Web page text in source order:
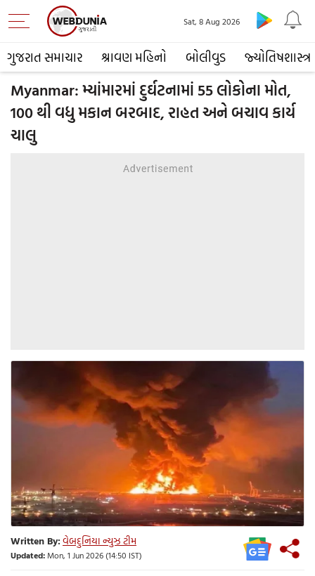
ગુજરાત સમાચાર શ્રાવણ મહિનો બોલીવુડ જ્યોતિષશાસ્ત્ર
Sat, 8 Aug 2026
Myanmar: મ્યાંમારમાં દુર્ઘટનામાં 55 લોકોના મોત,
100 થી વધુ મકાન બરબાદ, રાહત અને બચાવ કાર્ય
ચાલુ
Written By:વેબદુનિયા ન્યુઝ ટીમ
Updated:Mon, 1 Jun 2026 (14:50 IST)